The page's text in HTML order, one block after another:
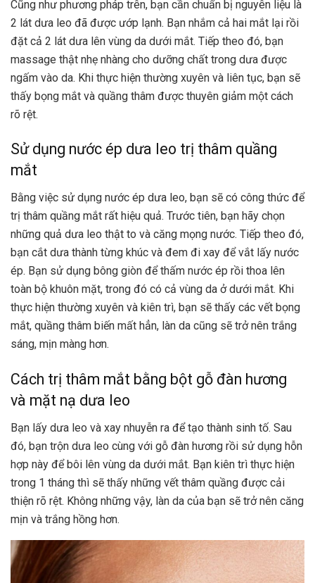
Cũng như phương pháp trên, bạn cần chuẩn bị nguyên liệu là
2 lát dưa leo đã được ướp lạnh. Bạn nhắm cả hai mắt lại rồi
đặt cả 2 lát dưa lên vùng da dưới mắt. Tiếp theo đó, bạn
massage thật nhẹ nhàng cho dưỡng chất trong dưa được
ngấm vào da. Khi thực hiện thường xuyên và liên tục, bạn sẽ
thấy bọng mắt và quầng thâm được thuyên giảm một cách
rõ rệt.
Sử dụng nước ép dưa leo trị thâm quầng
mắt
Bằng việc sử dụng nước ép dưa leo, bạn sẽ có công thức để
trị thâm quầng mắt rất hiệu quả. Trước tiên, bạn hãy chọn
những quả dưa leo thật to và căng mọng nước. Tiếp theo đó,
bạn cắt dưa thành từng khúc và đem đi xay để vắt lấy nước
ép. Bạn sử dụng bông giòn để thấm nước ép rồi thoa lên
toàn bộ khuôn mặt, trong đó có cả vùng da ở dưới mắt. Khi
thực hiện thường xuyên và kiên trì, bạn sẽ thấy các vết bọng
mắt, quầng thâm biến mất hẳn, làn da cũng sẽ trở nên trắng
sáng, mịn màng hơn.
Cách trị thâm mắt bằng bột gỗ đàn hương
và mặt nạ dưa leo
Bạn lấy dưa leo và xay nhuyễn ra để tạo thành sinh tố. Sau
đó, bạn trộn dưa leo cùng với gỗ đàn hương rồi sử dụng hỗn
hợp này để bôi lên vùng da dưới mắt. Bạn kiên trì thực hiện
trong 1 tháng thì sẽ thấy những vết thâm quầng được cải
thiện rõ rệt. Không những vậy, làn da của bạn sẽ trở nên căng
mịn và trắng hồng hơn.